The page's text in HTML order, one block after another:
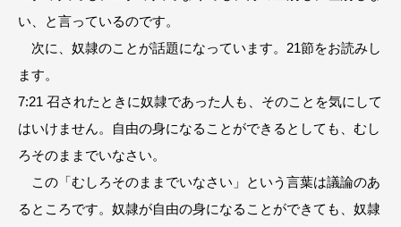
い、と言っているのです。
次に、奴隷のことが話題になっています。21節をお読みし
ます。
7:21 召されたときに奴隷であった人も、そのことを気にして
はいけません。自由の身になることができるとしても、むし
ろそのままでいなさい。
この「むしろそのままでいなさい」という言葉は議論のあ
るところです。奴隷が自由の身になることができても、奴隷